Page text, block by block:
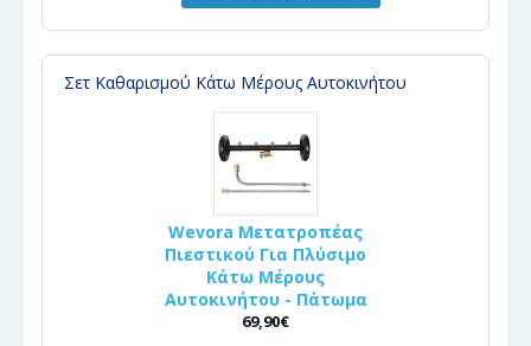
Σετ Καθαρισμού Κάτω Μέρους Αυτοκινήτου
Wevora Μετατροπέας
Πιεστικού Για Πλύσιμο
Κάτω Μέρους
Αυτοκινήτου - Πάτωμα
69,90€